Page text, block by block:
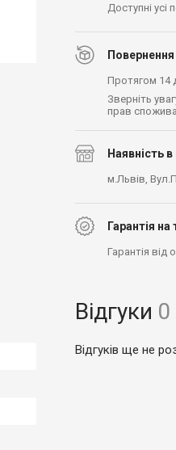
Доступні усі
Протягом 14
Зверніть
прав
Наявність
м.Львів,
Гарантія на
Гарантія від
Відгуки 0
Відгуків ще не